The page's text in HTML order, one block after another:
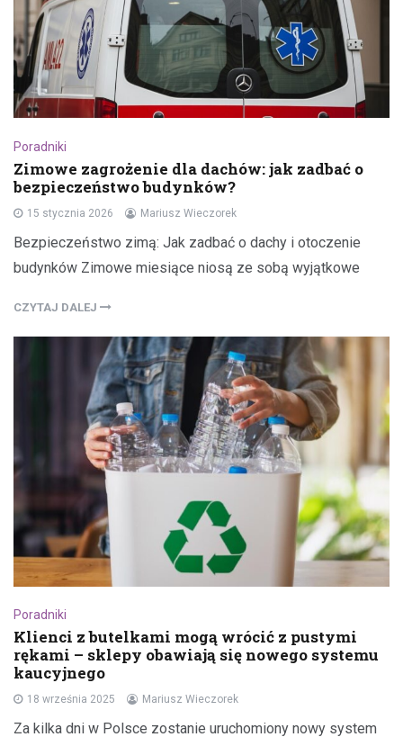
Poradniki
Zimowe zagrożenie dla dachów: jak zadbać o
bezpieczeństwo budynków?
15 stycznia 2026 Mariusz Wieczorek
Bezpieczeństwo zimą: Jak zadbać o dachy i otoczenie
budynków Zimowe miesiące niosą ze sobą wyjątkowe
CZYTAJ DALEJ
Poradniki
Klienci z butelkami mogą wrócić z pustymi
rękami – sklepy obawiają się nowego systemu
kaucyjnego
18 września 2025 Mariusz Wieczorek
Za kilka dni w Polsce zostanie uruchomiony nowy system